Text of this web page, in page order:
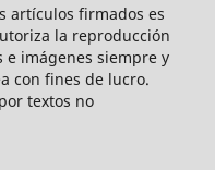
artículos firmados es
la reproducción
imágenes siempre y
con fines de lucro.
textos no